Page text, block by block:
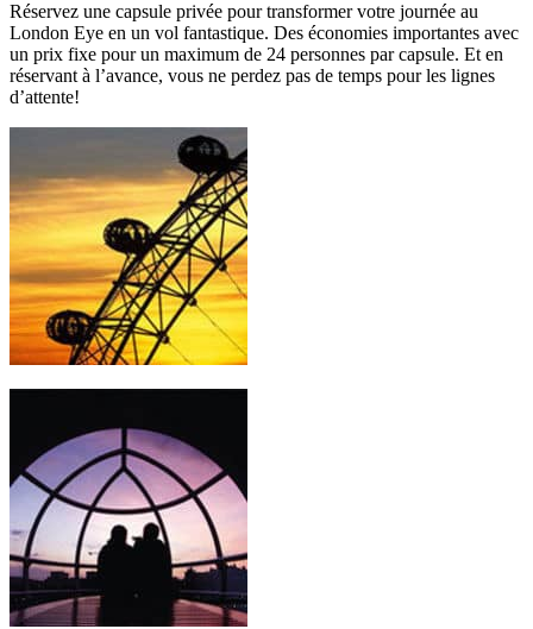
Réservez une capsule privée pour transformer votre journée au
London Eye en un vol fantastique. Des économies importantes avec
un prix fixe pour un maximum de 24 personnes par capsule. Et en
réservant à l’avance, vous ne perdez pas de temps pour les lignes
d’attente!